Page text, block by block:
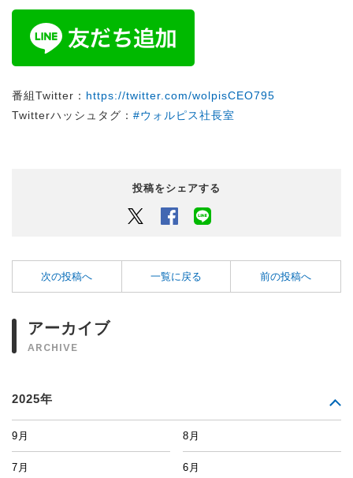
番組Twitter： https://twitter.com/wolpisCEO795
Twitterハッシュタグ： #ウォルピス社長室
投稿をシェアする
Twitter Facebook
次の投稿へ 一覧に戻る 前の投稿へ
アーカイブ
ARCHIVE
2025年
9月 8月
7月 6月